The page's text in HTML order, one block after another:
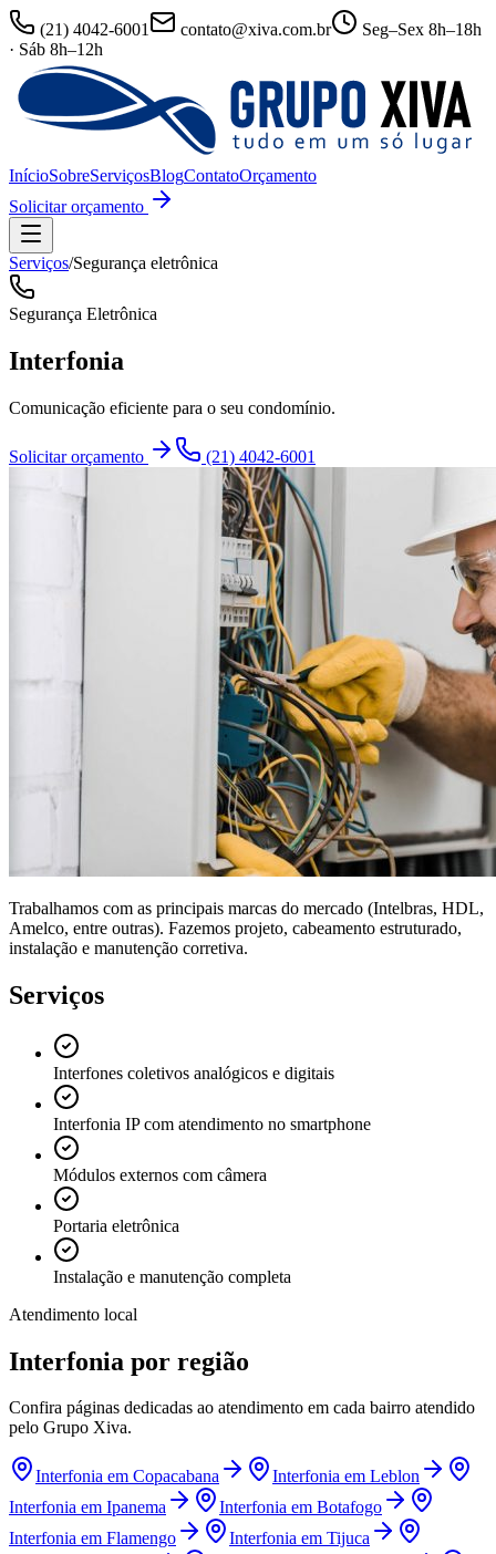
(21) 4042-6001 contato@xiva.com.br
Seg–Sex 8h–18h
· Sáb 8h–12h
InícioSobreServiçosBlogContatoOrçamento
Solicitar orçamento
Serviços/Segurança eletrônica
Segurança Eletrônica
Interfonia
Comunicação eficiente para o seu condomínio.
Solicitar orçamento (21) 4042-6001
Trabalhamos com as principais marcas do mercado (Intelbras, HDL,
Amelco, entre outras). Fazemos projeto, cabeamento estruturado,
instalação e manutenção corretiva.
Serviços
Interfones coletivos analógicos e digitais
Interfonia IP com atendimento no smartphone
Módulos externos com câmera
Portaria eletrônica
Instalação e manutenção completa
Atendimento local
Interfonia por região
Confira páginas dedicadas ao atendimento em cada bairro atendido
pelo Grupo Xiva.
Interfonia em Copacabana Interfonia em Leblon
Interfonia em Ipanema Interfonia em Botafogo
Interfonia em Flamengo Interfonia em Tijuca